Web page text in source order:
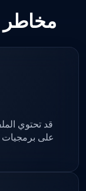
مخاطر
قد تحتوي
على برمجيات